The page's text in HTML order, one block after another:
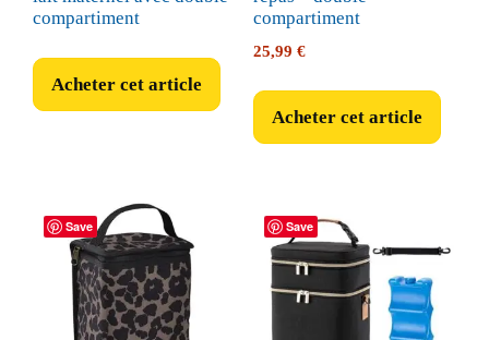
compartiment
Acheter cet article
compartiment
25,99 €
Acheter cet article
Save Save